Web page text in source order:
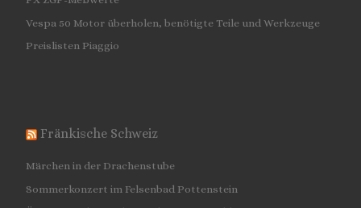
Vespa 50 Motor überholen, benötigte Teile und Werkzeuge
Preislisten Piaggio
Fränkische Schweiz
Märchen in der Drachenstube
Sommerkonzert im Felsenbad Pottenstein